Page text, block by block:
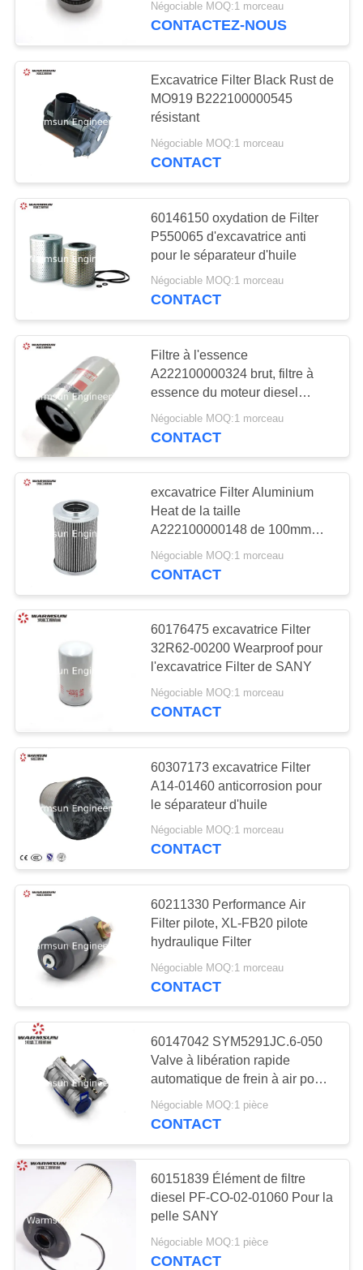
Pièces de moteur
d'excavatrice
Excavatrice Air
Conditioner
18
pièces de train
d'atterrissage
d'excavatrice
Camion Crane
Spare Parts
Pièces de rechange
de pompe concrète
Pièces de rechange
d'empileur de portée
Pièces de rechange
de niveleuse de
moteur
Négociable MOQ:1 morceau
CONTACTEZ-NOUS
Excavatrice Filter Black Rust de
MO919 B222100000545
résistant
Négociable MOQ:1 morceau
CONTACT
60146150 oxydation de Filter
P550065 d'excavatrice anti
pour le séparateur d'huile
Négociable MOQ:1 morceau
CONTACT
Filtre à l'essence
A222100000324 brut, filtre à
essence du moteur diesel
FF5327
Négociable MOQ:1 morceau
CONTACT
excavatrice Filter Aluminium
Heat de la taille
A222100000148 de 100mm
résistant
Négociable MOQ:1 morceau
CONTACT
60176475 excavatrice Filter
32R62-00200 Wearproof pour
l'excavatrice Filter de SANY
Négociable MOQ:1 morceau
CONTACT
60307173 excavatrice Filter
A14-01460 anticorrosion pour
le séparateur d'huile
Négociable MOQ:1 morceau
CONTACT
60211330 Performance Air
Filter pilote, XL-FB20 pilote
hydraulique Filter
Négociable MOQ:1 morceau
CONTACT
60147042 SYM5291JC.6-050
Valve à libération rapide
automatique de frein à air pour
pièces de rechange STC250
Négociable MOQ:1 pièce
CONTACT
60151839 Élément de filtre
diesel PF-CO-02-01060 Pour la
pelle SANY
Négociable MOQ:1 pièce
CONTACT